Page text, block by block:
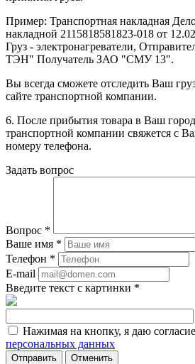
Пример: Транспортная накладная
накладной 2115818581823-018 от
Груз - электронагреватели,
ТЭН" Получатель ЗАО "СМУ 13".
Вы всегда сможете отследить Ваш
сайте транспортной компании.
6. После прибытия товара в Ваш
транспортной компании свяжется с
номеру телефона.
Задать вопрос
Вопрос *
Ваше имя *
Телефон *
E-mail
Введите текст с картинки *
Нажимая на кнопку, я даю
персональных данных
Отменить